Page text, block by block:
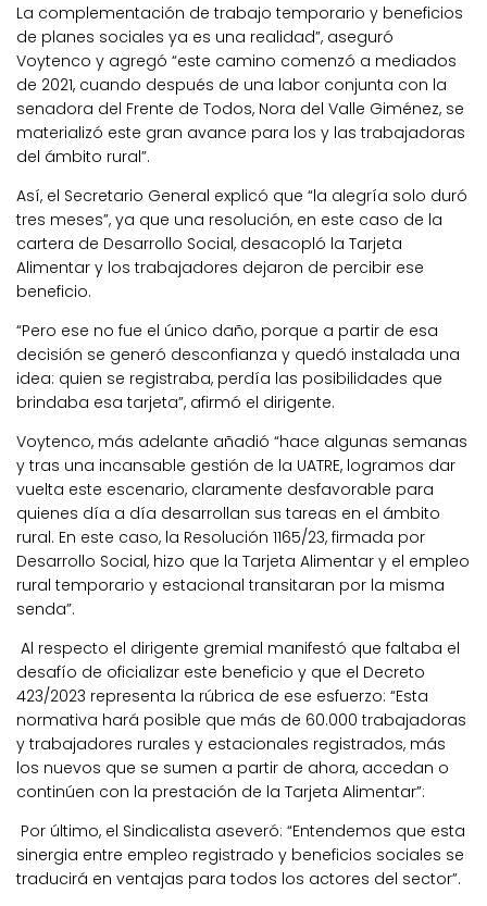
La complementación de trabajo temporario y beneficios
de planes sociales ya es una realidad”, aseguró
Voytenco y agregó “este camino comenzó a mediados
de 2021, cuando después de una labor conjunta con la
senadora del Frente de Todos, Nora del Valle Giménez, se
materializó este gran avance para los y las trabajadoras
del ámbito rural”.
Así, el Secretario General explicó que “la alegría solo duró
tres meses”, ya que una resolución, en este caso de la
cartera de Desarrollo Social, desacopló la Tarjeta
Alimentar y los trabajadores dejaron de percibir ese
beneficio.
“Pero ese no fue el único daño, porque a partir de esa
decisión se generó desconfianza y quedó instalada una
idea: quien se registraba, perdía las posibilidades que
brindaba esa tarjeta”, afirmó el dirigente.
Voytenco, más adelante añadió “hace algunas semanas
y tras una incansable gestión de la UATRE, logramos dar
vuelta este escenario, claramente desfavorable para
quienes día a día desarrollan sus tareas en el ámbito
rural. En este caso, la Resolución 1165/23, firmada por
Desarrollo Social, hizo que la Tarjeta Alimentar y el empleo
rural temporario y estacional transitaran por la misma
senda”.
Al respecto el dirigente gremial manifestó que faltaba el
desafío de oficializar este beneficio y que el Decreto
423/2023 representa la rúbrica de ese esfuerzo: “Esta
normativa hará posible que más de 60.000 trabajadoras
y trabajadores rurales y estacionales registrados, más
los nuevos que se sumen a partir de ahora, accedan o
continúen con la prestación de la Tarjeta Alimentar”:
Por último, el Sindicalista aseveró: “Entendemos que esta
sinergia entre empleo registrado y beneficios sociales se
traducirá en ventajas para todos los actores del sector”.